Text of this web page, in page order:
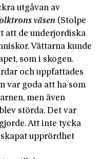
utgåvan av
väsen (Stolpe
att de underjordiska
Vättarna kunde
som i skogen.
och uppfattades
var goda att ha som
men även
störda. Det var
Att inte tycka
upprördhet